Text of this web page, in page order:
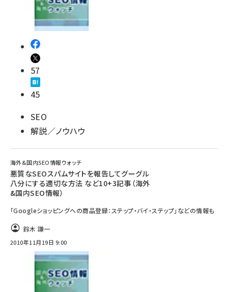
57
45
SEO
解説／ノウハウ
海外&国内SEO情報ウォッチ
悪質なSEOスパムサイトを報告してグーグル
八分にする適切な方法 など10+3記事（海外
&国内SEO情報）
「Googleショッピングへの商品登録：ステップ・バイ・ステップ」などの情報も
鈴木 謙一
2010年11月19日 9:00